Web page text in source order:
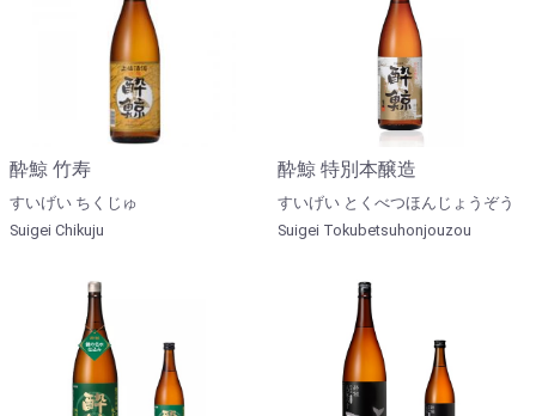
酔鯨 竹寿
すいげい ちくじゅ
Suigei Chikuju
酔鯨 特別本醸造
すいげい とくべつほんじょうぞう
Suigei Tokubetsuhonjouzou